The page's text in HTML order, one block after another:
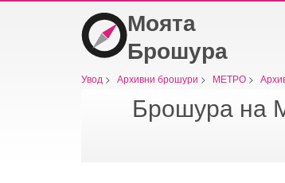
Моята
Брошура
Увод > Архивни брошури > МЕТРО >
Брошура на